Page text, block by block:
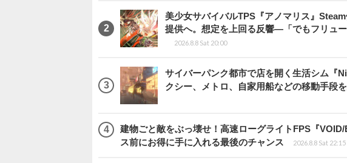
美少女サバイバルTPS『アノマリス』
提供へ。想定を上回る反響―「でもフリュ
2026.8.8 Sat 20:00
サイバーパンク都市で店を開く生活シム『
クシー、メトロ、自家用船などの移動手段
建物ごと敵をぶっ壊せ！高速ローグライトFPS『
ス前にお得に手に入れる最後のチャンス
2026.8.8 Sat 22:15